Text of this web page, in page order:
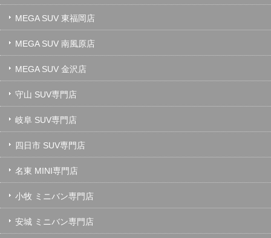
MEGA SUV 東福岡店
MEGA SUV 南風原店
MEGA SUV 金沢店
守山 SUV専門店
岐阜 SUV専門店
四日市 SUV専門店
名東 MINI専門店
小牧 ミニバン専門店
安城 ミニバン専門店